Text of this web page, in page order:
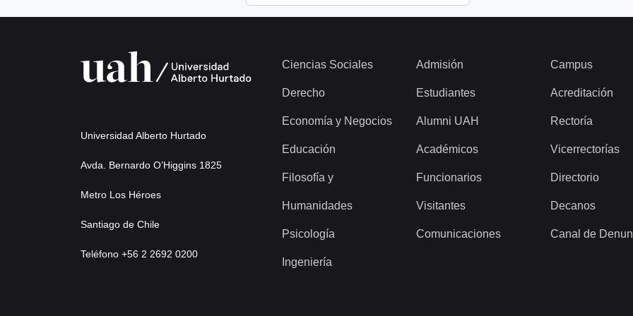
Universidad Alberto Hurtado
Avda. Bernardo O’Higgins 1825
Metro Los Héroes
Santiago de Chile
Teléfono +56 2 2692 0200
Ciencias Sociales
Derecho
Economía y Negocios
Educación
Filosofía y
Humanidades
Psicología
Ingeniería
Admisión
Estudiantes
Alumni UAH
Académicos
Funcionarios
Visitantes
Comunicaciones
Campus
Acreditación
Rectoría
Vicerrectorías
Directorio
Decanos
Canal de